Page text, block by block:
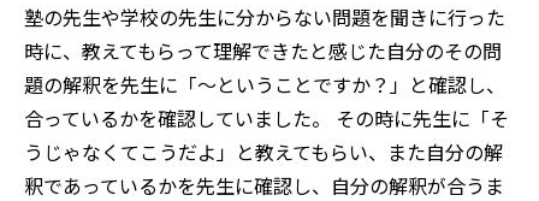
塾の先生や学校の先生に分からない問題を聞きに行った
時に、教えてもらって理解できたと感じた自分のその問
題の解釈を先生に「〜ということですか？」と確認し、
合っているかを確認していました。 その時に先生に「そ
うじゃなくてこうだよ」と教えてもらい、また自分の解
釈であっているかを先生に確認し、自分の解釈が合うま